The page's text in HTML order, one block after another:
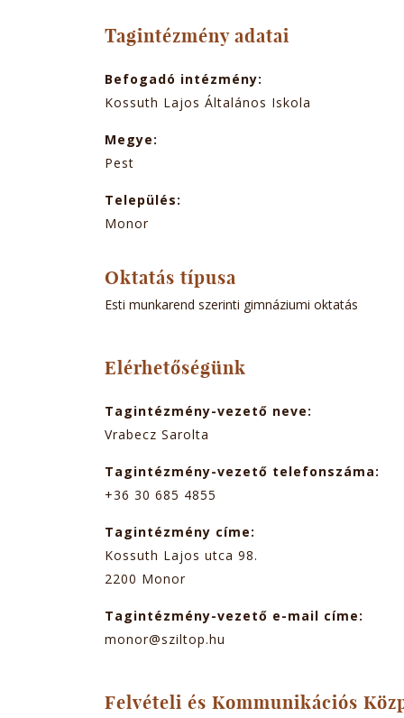
TABOK
Tagintézmény adatai
Befogadó intézmény:
Kossuth Lajos Általános Iskola
Megye:
Pest
Település:
Monor
Oktatás típusa
Esti munkarend szerinti gimnáziumi oktatás
Elérhetőségünk
Tagintézmény-vezető neve:
Vrabecz Sarolta
Tagintézmény-vezető telefonszáma:
+36 30 685 4855
Tagintézmény címe:
Kossuth Lajos utca 98.
2200 Monor
Tagintézmény-vezető e-mail címe:
monor@sziltop.hu
Felvételi és Kommunikációs